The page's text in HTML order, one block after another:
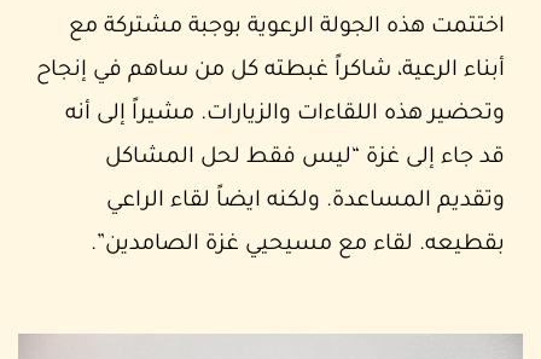
اختتمت هذه الجولة الرعوية بوجبة مشتركة مع
أبناء الرعية، شاكراً غبطته كل من ساهم في إنجاح
وتحضير هذه اللقاءات والزيارات. مشيراً إلى أنه
قد جاء إلى غزة “ليس فقط لحل المشاكل
وتقديم المساعدة. ولكنه ايضاً لقاء الراعي
بقطيعه. لقاء مع مسيحيي غزة الصامدين”.